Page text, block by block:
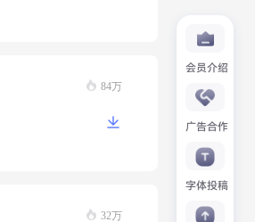
会员介绍
广告合作
字体投稿
84万
32万